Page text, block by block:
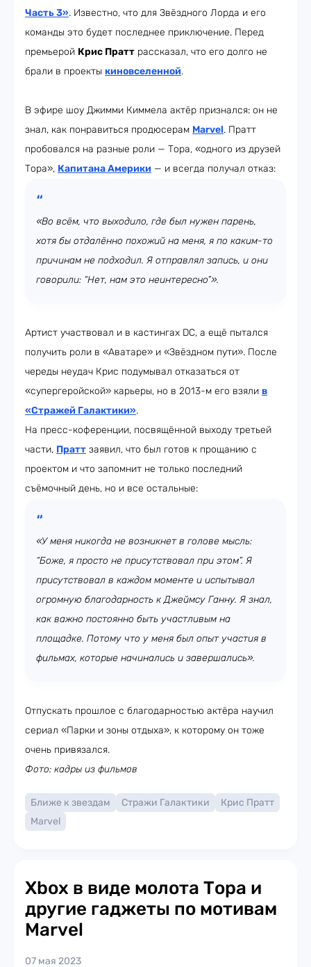
Часть 3». Известно, что для Звёздного Лорда и его
команды это будет последнее приключение. Перед
премьерой Крис Пратт рассказал, что его долго не
брали в проекты киновселенной.
В эфире шоу Джимми Киммела актёр признался: он не
знал, как понравиться продюсерам Marvel. Пратт
пробовался на разные роли — Тора, «одного из друзей
Тора», Капитана Америки — и всегда получал отказ:
«Во всём, что выходило, где был нужен парень,
хотя бы отдалённо похожий на меня, я по каким-то
причинам не подходил. Я отправлял запись, и они
говорили: “Нет, нам это неинтересно”».
Артист участвовал и в кастингах DC, а ещё пытался
получить роли в «Аватаре» и «Звёздном пути». После
череды неудач Крис подумывал отказаться от
«супергеройской» карьеры, но в 2013-м его взяли в
«Стражей Галактики».
На пресс-коференции, посвящённой выходу третьей
части, Пратт заявил, что был готов к прощанию с
проектом и что запомнит не только последний
съёмочный день, но и все остальные:
«У меня никогда не возникнет в голове мысль:
“Боже, я просто не присутствовал при этом”. Я
присутствовал в каждом моменте и испытывал
огромную благодарность к Джеймсу Ганну. Я знал,
как важно постоянно быть участливым на
площадке. Потому что у меня был опыт участия в
фильмах, которые начинались и завершались».
Отпускать прошлое с благодарностью актёра научил
сериал «Парки и зоны отдыха», к которому он тоже
очень привязался.
Фото: кадры из фильмов
Ближе к звездам Стражи Галактики
Крис Пратт
Marvel
Xbox в виде молота Тора и
другие гаджеты по мотивам
Marvel
07 мая 2023